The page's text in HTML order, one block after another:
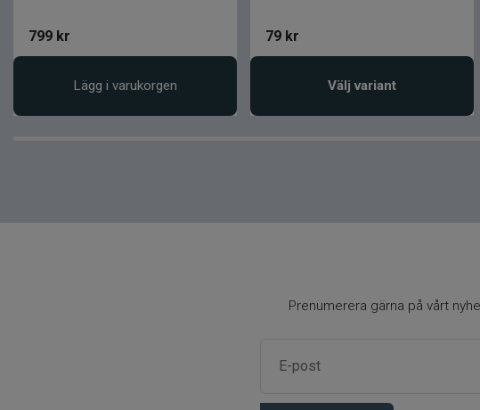
799 kr
Lägg i varukorgen
79 kr
Välj variant
Prenumerera gärna på vårt